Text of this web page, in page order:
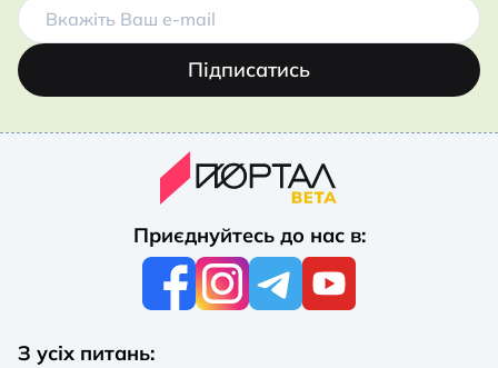
Підписатись
Приєднуйтесь до нас в:
З усіх питань: